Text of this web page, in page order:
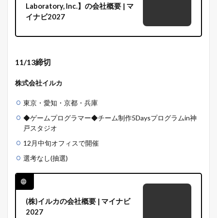
Laboratory, Inc.】の会社概要 | マ
イナビ2027
11/13締切
株式会社イルカ
東京・愛知・京都・兵庫
◆ゲームプログラマー◆チーム制作5Daysプログラムin神
戸スタジオ
12月中旬オフィスで開催
選考なし(抽選)
(株)イルカの会社概要 | マイナビ
2027